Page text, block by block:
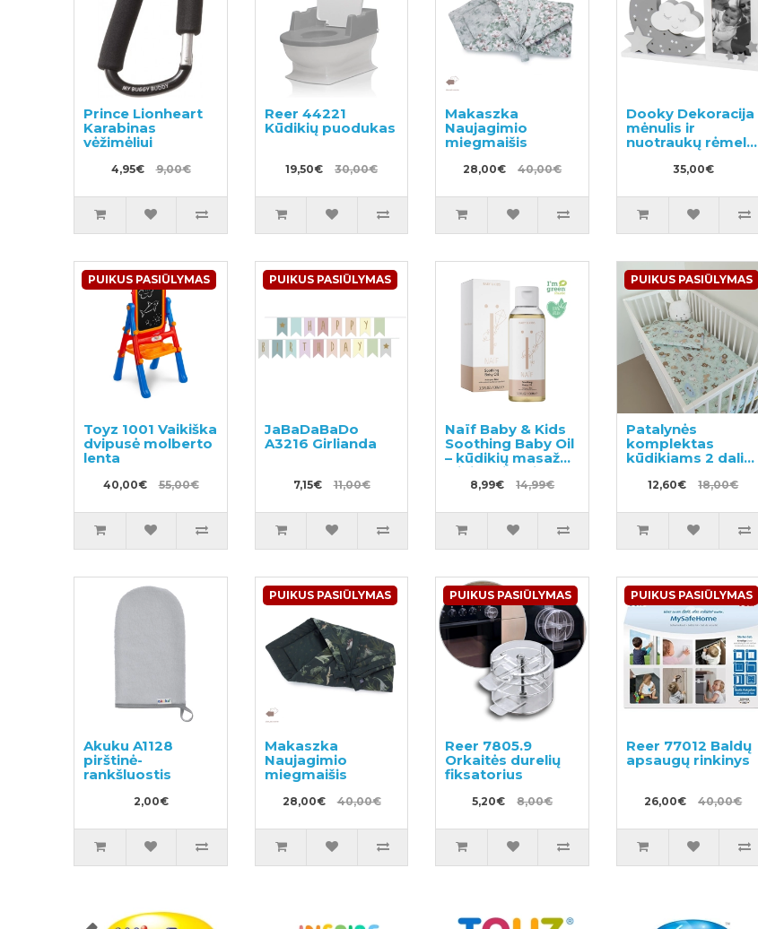
Prince Lionheart
Karabinas
vėžimėliui
4,95€ 9,00€
Reer 44221
Kūdikių puodukas
19,50€ 30,00€
Makaszka
Naujagimio
miegmaišis
28,00€ 40,00€
Dooky Dekoracija
mėnulis ir
nuotraukų rėmelis
lemputėmis
35,00€
PUIKUS PASIŪLYMAS
Toyz 1001 Vaikiška
dvipusė molberto
lenta
40,00€ 55,00€
PUIKUS PASIŪLYMAS
JaBaDaBaDo
A3216 Girlianda
7,15€ 11,00€
Naïf Baby & Kids
Soothing Baby Oil
– kūdikių masažo
aliejus visų tipų
odai 100ml
8,99€ 14,99€
PUIKUS PASIŪLYMAS
Patalynės
komplektas
kūdikiams 2 dalių,
100x135/40x60cm
12,60€ 18,00€
Akuku A1128
pirštinė-
rankšluostis
2,00€
PUIKUS PASIŪLYMAS
Makaszka
Naujagimio
miegmaišis
28,00€ 40,00€
PUIKUS PASIŪLYMAS
Reer 7805.9
Orkaitės durelių
fiksatorius
5,20€ 8,00€
PUIKUS PASIŪLYMAS
Reer 77012 Baldų
apsaugų rinkinys
26,00€ 40,00€